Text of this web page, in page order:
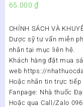
65.000₫
CHÍNH SÁCH VÀ
Dược sỹ tư vấn miễn
nhắn tại mục liên hệ.
Khách hàng đặt mua
web https://
Hoặc nhắn tin trực tiếp
Fanpage: Nhà thuốc
Hoặc qua Call/Zalo